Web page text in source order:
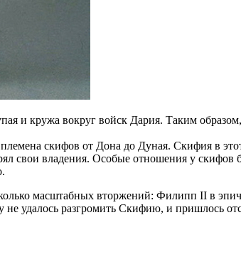
и кружа вокруг войск Дария. Таким
скифов от Дона до Дуная. Скифия в
владения. Особые отношения у скифов
масштабных вторжений: Филипп II в
удалось разгромить Скифию, и пришлось